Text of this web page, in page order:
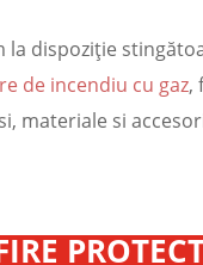
la dispoziţie
de incendiu cu gaz,
materiale si